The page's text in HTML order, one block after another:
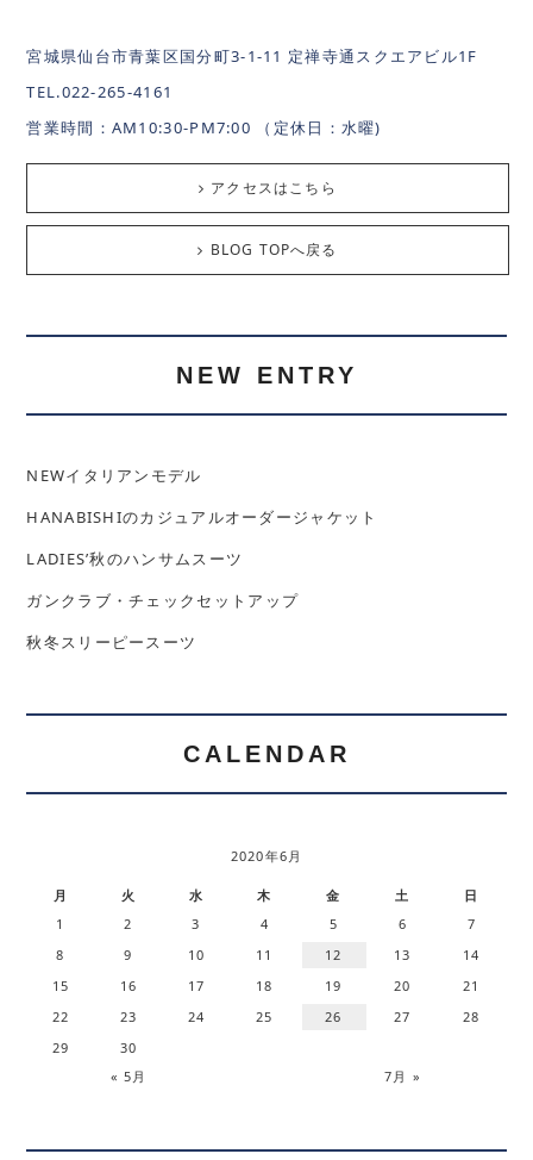
宮城県仙台市青葉区国分町3-1-11 定禅寺通スクエアビル1F
TEL.022-265-4161
営業時間：AM10:30-PM7:00 （定休日：水曜)
アクセスはこちら
BLOG TOPへ戻る
NEW ENTRY
NEWイタリアンモデル
HANABISHIのカジュアルオーダージャケット
LADIES’秋のハンサムスーツ
ガンクラブ・チェックセットアップ
秋冬スリーピースーツ
CALENDAR
2020年6月
月 火 水 木 金 土 日
« 5月 7月 »
1 2 3 4 5 6
7
8
9 10 11 12 13
14
15
16 17 18 19 20
21
22
23 24 25 26 27
28
29
30